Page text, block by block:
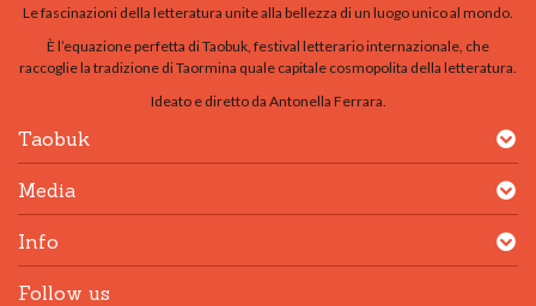
Le fascinazioni della letteratura unite alla bellezza di un luogo unico al mondo.
È l’equazione perfetta di Taobuk, festival letterario internazionale, che
raccoglie la tradizione di Taormina quale capitale cosmopolita della letteratura.
Ideato e diretto da Antonella Ferrara.
Taobuk
Media
Info
Follow us